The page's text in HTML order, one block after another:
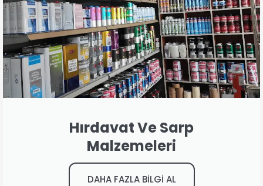
Hırdavat Ve Sarp
Malzemeleri
DAHA FAZLA BİLGİ AL